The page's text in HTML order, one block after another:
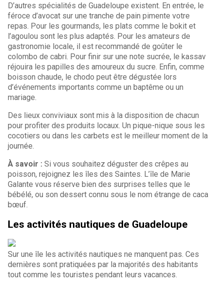
D’autres spécialités de Guadeloupe existent. En entrée, le
féroce d’avocat sur une tranche de pain pimente votre
repas. Pour les gourmands, les plats comme le bokit et
l’agoulou sont les plus adaptés. Pour les amateurs de
gastronomie locale, il est recommandé de goûter le
colombo de cabri. Pour finir sur une note sucrée, le kassav
réjouira les papilles des amoureux du sucre. Enfin, comme
boisson chaude, le chodo peut être dégustée lors
d’événements importants comme un baptême ou un
mariage.
Des lieux conviviaux sont mis à la disposition de chacun
pour profiter des produits locaux. Un pique-nique sous les
cocotiers ou dans les carbets est le meilleur moment de la
journée.
À savoir : Si vous souhaitez déguster des crêpes au
poisson, rejoignez les îles des Saintes. L’île de Marie
Galante vous réserve bien des surprises telles que le
bébélé, ou son dessert connu sous le nom étrange de caca
bœuf.
Les activités nautiques de Guadeloupe
Sur une île les activités nautiques ne manquent pas. Ces
dernières sont pratiquées par la majorités des habitants
tout comme les touristes pendant leurs vacances.